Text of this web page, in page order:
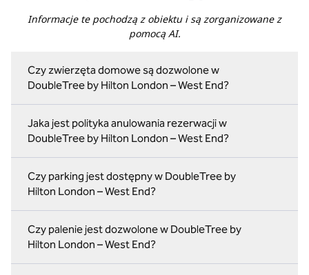
Informacje te pochodzą z obiektu i są zorganizowane z
pomocą AI.
Czy zwierzęta domowe są dozwolone w
DoubleTree by Hilton London – West End?
Jaka jest polityka anulowania rezerwacji w
DoubleTree by Hilton London – West End?
Czy parking jest dostępny w DoubleTree by
Hilton London – West End?
Czy palenie jest dozwolone w DoubleTree by
Hilton London – West End?